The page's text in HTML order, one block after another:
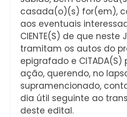
casada(o)(s) for(em),
aos eventuais
CIENTE(S) de que neste
tramitam os autos do
epigrafado e
ação, querendo, no
supramencionado,
dia útil seguinte ao
deste edital.